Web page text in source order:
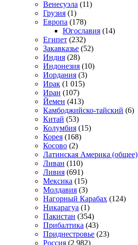
Венесуэла (11)
Грузия (1)
Европа (178)
Югославия (14)
Египет (232)
Закавказье (52)
Индия (28)
Индонезия (10)
Иордания (3)
Ирак (1 015)
Иран (107)
Йемен (413)
Камбоджийско-тайский (6)
Китай (53)
Колумбия (15)
Корея (168)
Косово (2)
Латинская Америка (общее)
Ливан (110)
Ливия (691)
Мексика (15)
Молдавия (3)
Нагорный Карабах (124)
Никарагуа (1)
Пакистан (354)
Прибалтика (43)
Приднестровье (23)
Россия (2 982)